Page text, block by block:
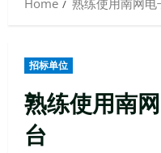
Home 熟练使用南网
招标单位
熟练使用南
台